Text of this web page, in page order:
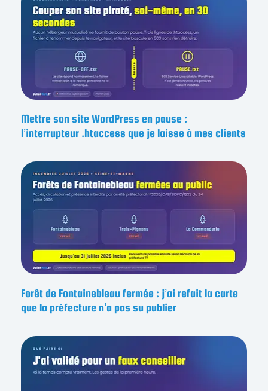
Mettre son site WordPress en pause :
l’interrupteur .htaccess que je laisse à mes clients
Forêt de Fontainebleau fermée : j’ai refait la carte
que la préfecture n’a pas su publier